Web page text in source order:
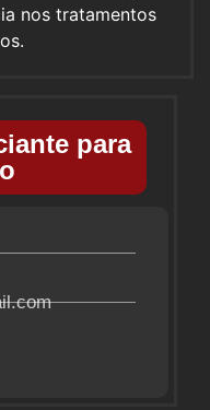
nos tratamentos
para